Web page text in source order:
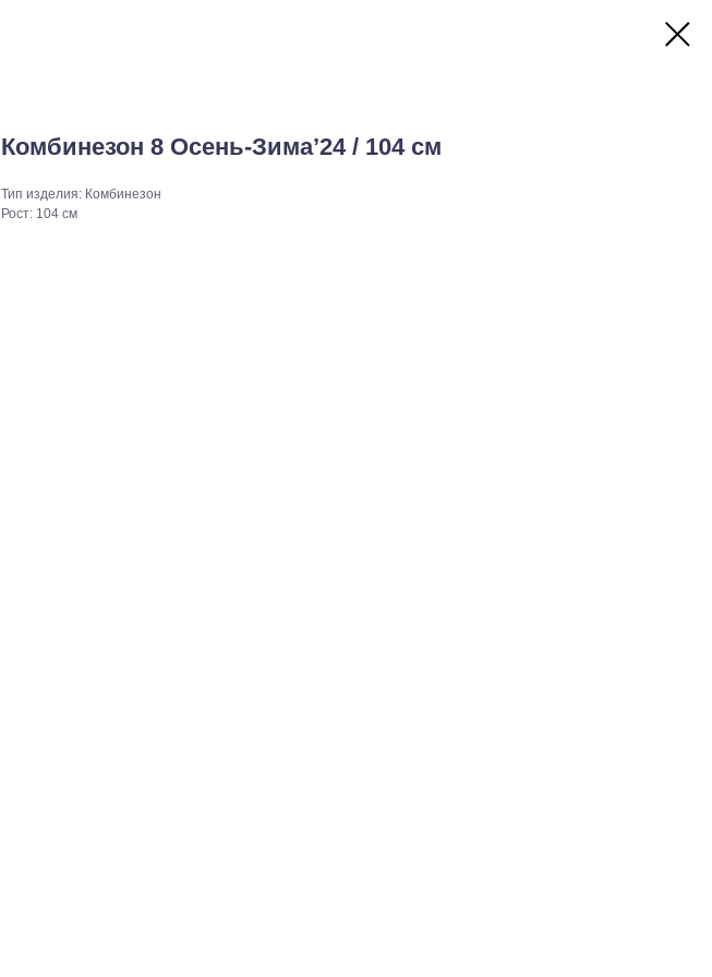
Комбинезон 8 Осень-Зима’24 / 104 см
Тип изделия: Комбинезон
Рост: 104 см